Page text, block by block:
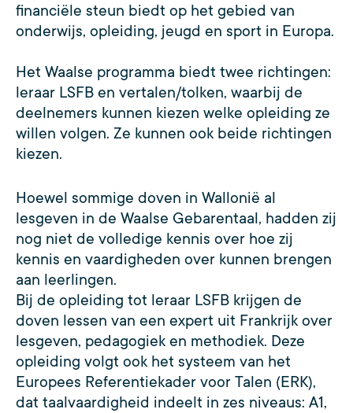
financiële steun biedt op het gebied van
onderwijs, opleiding, jeugd en sport in Europa.
Het Waalse programma biedt twee richtingen:
leraar LSFB en vertalen/tolken, waarbij de
deelnemers kunnen kiezen welke opleiding ze
willen volgen. Ze kunnen ook beide richtingen
kiezen.
Hoewel sommige doven in Wallonië al
lesgeven in de Waalse Gebarentaal, hadden zij
nog niet de volledige kennis over hoe zij
kennis en vaardigheden over kunnen brengen
aan leerlingen.
Bij de opleiding tot leraar LSFB krijgen de
doven lessen van een expert uit Frankrijk over
lesgeven, pedagogiek en methodiek. Deze
opleiding volgt ook het systeem van het
Europees Referentiekader voor Talen (ERK),
dat taalvaardigheid indeelt in zes niveaus: A1,